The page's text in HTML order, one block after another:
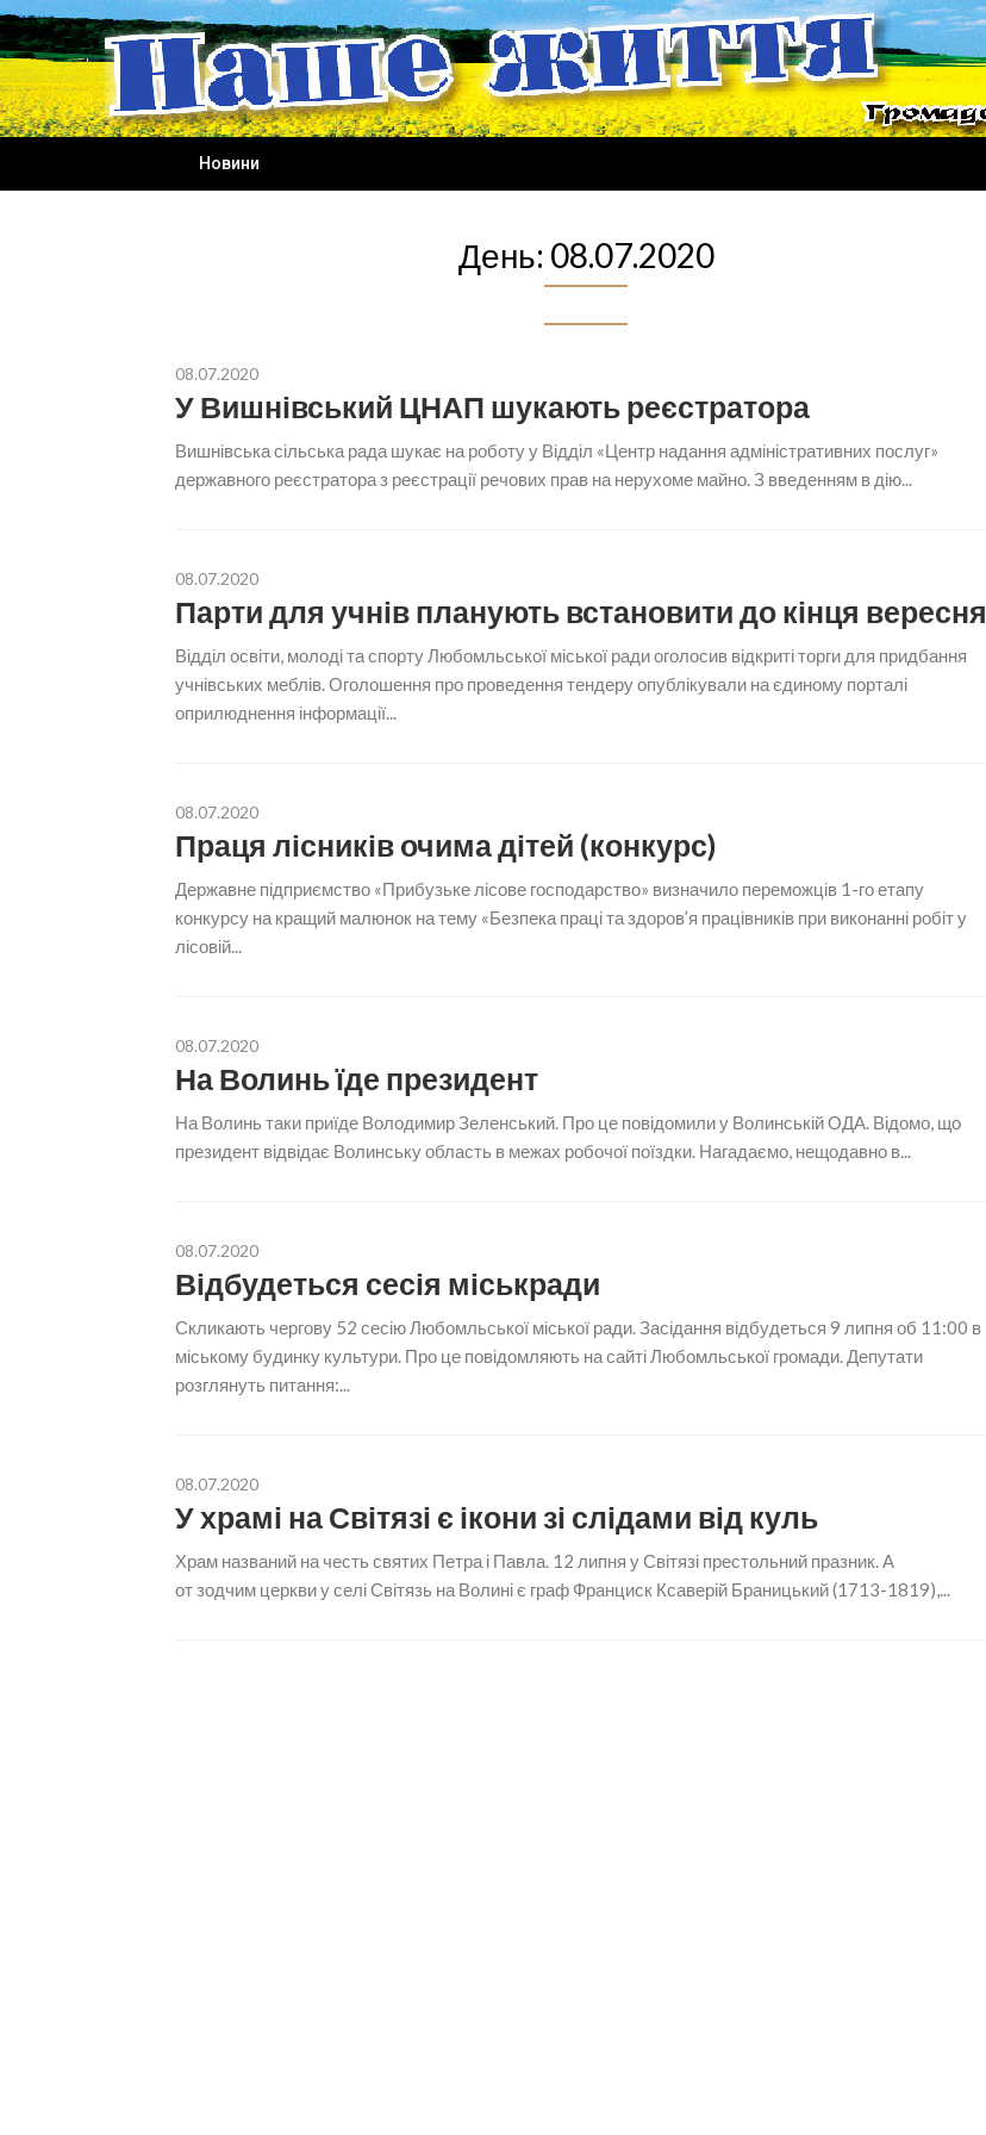
Skip
to
content
Новини
День: 08.07.2020
08.07.2020
У Вишнівський ЦНАП шукають реєстратора
Вишнівська сільська рада шукає на роботу у Відділ «Центр надання адміністративних послуг»
державного реєстратора з реєстрації речових прав на нерухоме майно. З введенням в дію...
08.07.2020
Парти для учнів планують встановити до кінця вересня
Відділ освіти, молоді та спорту Любомльської міської ради оголосив відкриті торги для придбання
учнівських меблів. Оголошення про проведення тендеру опублікували на єдиному порталі
оприлюднення інформації...
08.07.2020
Праця лісників очима дітей (конкурс)
Державне підприємство «Прибузьке лісове господарство» визначило переможців 1-го етапу
конкурсу на кращий малюнок на тему «Безпека праці та здоров’я працівників при виконанні робіт у
лісовій...
08.07.2020
На Волинь їде президент
На Волинь таки приїде Володимир Зеленський. Про це повідомили у Волинській ОДА. Відомо, що
президент відвідає Волинську область в межах робочої поїздки. Нагадаємо, нещодавно в...
08.07.2020
Відбудеться сесія міськради
Скликають чергову 52 сесію Любомльської міської ради. Засідання відбудеться 9 липня об 11:00 в
міському будинку культури. Про це повідомляють на сайті Любомльської громади. Депутати
розглянуть питання:...
08.07.2020
У храмі на Світязі є ікони зі слідами від куль
Храм названий на честь святих Петра і Павла. 12 липня у Світязі престольний празник. А
от зодчим церкви у селі Світязь на Волині є граф Франциск Ксаверій Браницький (1713-1819),...